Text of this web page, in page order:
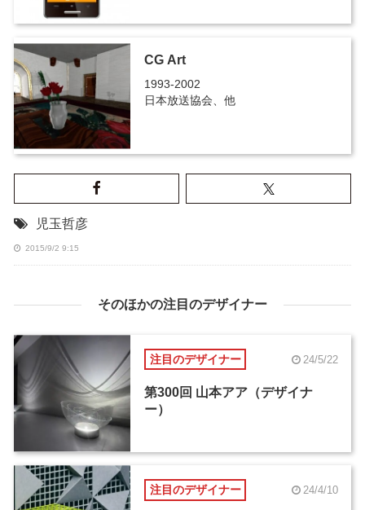
CG Art
1993-2002
日本放送協会、他
児玉哲彦
2015/9/2 9:15
そのほかの注目のデザイナー
注目のデザイナー 24/5/22
第300回 山本アア（デザイナ
ー）
注目のデザイナー 24/4/10